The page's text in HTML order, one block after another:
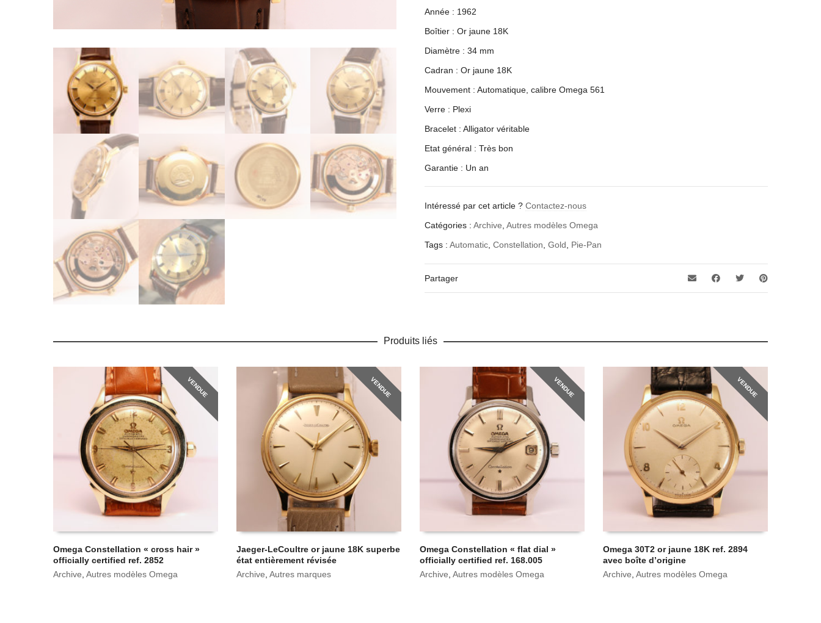
Année : 1962
Boîtier : Or jaune 18K
Diamètre : 34 mm
Cadran : Or jaune 18K
Mouvement : Automatique, calibre Omega 561
Verre : Plexi
Bracelet : Alligator véritable
Etat général : Très bon
Garantie : Un an
Intéressé par cet article ?Contactez-nous
Catégories :Archive ,Autres modèles Omega
Tags :Automatic ,Constellation ,Gold Pie-Pan
Partager
Produits liés
VENDUE
Omega Constellation « cross hair »
officially certified ref. 2852
Archive, Autres modèles Omega
VENDUE
Jaeger-LeCoultre or jaune 18K superbe
état entièrement révisée
Archive, Autres marques
VENDUE
Omega Constellation « flat dial »
officially certified ref. 168.005
Archive, Autres modèles Omega
VENDUE
Omega 30T2 or jaune 18K ref. 2894
avec boîte d’origine
Archive, Autres modèles Omega